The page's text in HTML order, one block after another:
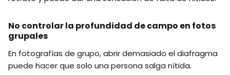
No controlar la profundidad de campo en fotos
grupales
En fotografías de grupo, abrir demasiado el diafragma
puede hacer que solo una persona salga nítida.